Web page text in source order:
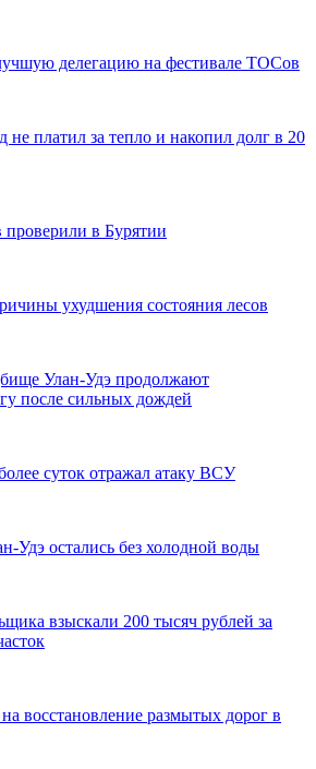
делегацию на фестивале ТОСов
не платил за тепло и накопил долг в 20
проверили в Бурятии
ухудшения состояния лесов
Улан-Удэ продолжают
после сильных дождей
суток отражал атаку ВСУ
Удэ остались без холодной воды
взыскали 200 тысяч рублей за
восстановление размытых дорог в